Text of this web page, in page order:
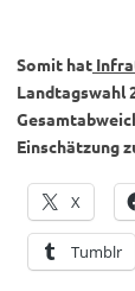
Somit hat
Landtagswahl
Einschätzung
X
Tumblr